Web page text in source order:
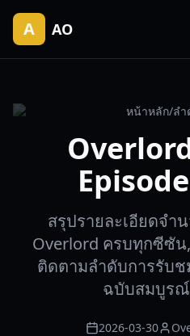
A AO
หน้าหลัก/ล
สรุปรายละเอียดจำ
Overlord ครบทุกซีซัน
ติดตามลำดับการรับ
ฉบับสมบูรณ์
2026-03-30